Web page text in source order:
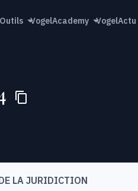
Outils VogelAcademy VogelActu
LA JURIDICTION